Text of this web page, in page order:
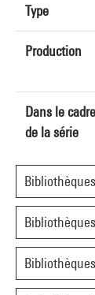
Type
Production
Dans le cadre
de la série